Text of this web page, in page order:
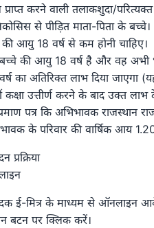
करने वाली तलाकशुदा/
से पीड़ित माता-पिता के बच्चे।
आयु 18 वर्ष से कम होनी चाहिए।
की आयु 18 वर्ष है और वह अभी
का अतिरिक्त लाभ दिया जाएगा
कक्षा उत्तीर्ण करने के बाद उक्त लाभ
पत्र कि अभिभावक राजस्थान
के परिवार की वार्षिक आय
प्रक्रिया
ई-मित्र के माध्यम से ऑनलाइन
बटन पर क्लिक करें।